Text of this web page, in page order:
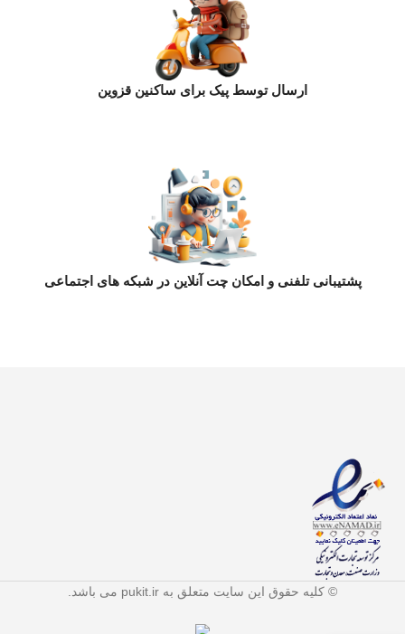
ارسال توسط پیک برای ساکنین قزوین
پشتیبانی تلفنی و امکان چت آنلاین در شبکه های اجتماعی
© کلیه حقوق این سایت متعلق به pukit.ir می باشد.